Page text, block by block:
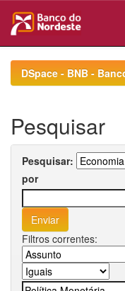
navigationDSpace - BNB -
Pesquisar
Pesquisar:
por
Filtros correntes: